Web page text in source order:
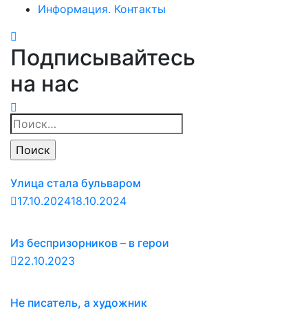
Информация. Контакты
Подписывайтесь
на нас
Найти:
Улица стала бульваром
17.10.202418.10.2024
Из беспризорников – в герои
22.10.2023
Не писатель, а художник